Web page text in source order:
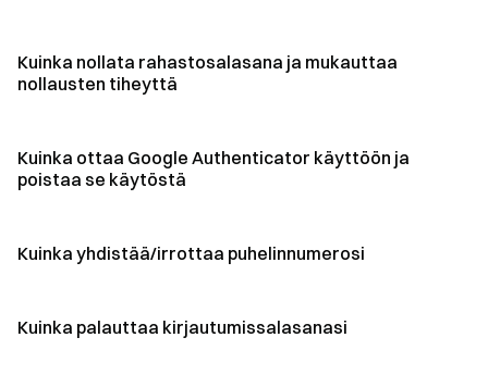
Kuinka nollata rahastosalasana ja mukauttaa
nollausten tiheyttä
Kuinka ottaa Google Authenticator käyttöön ja
poistaa se käytöstä
Kuinka yhdistää/irrottaa puhelinnumerosi
Kuinka palauttaa kirjautumissalasanasi